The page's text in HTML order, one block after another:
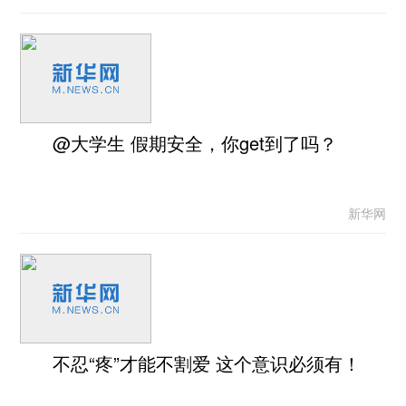
@大学生 假期安全，你get到了吗？
新华网
不忍“疼”才能不割爱 这个意识必须有！